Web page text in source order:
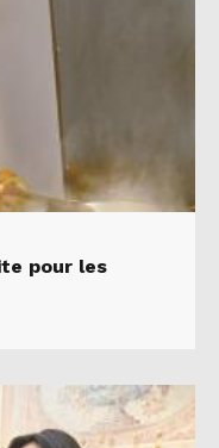
pour les